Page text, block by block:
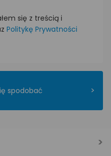
się z treścią i
Politykę Prywatności
spodobać >